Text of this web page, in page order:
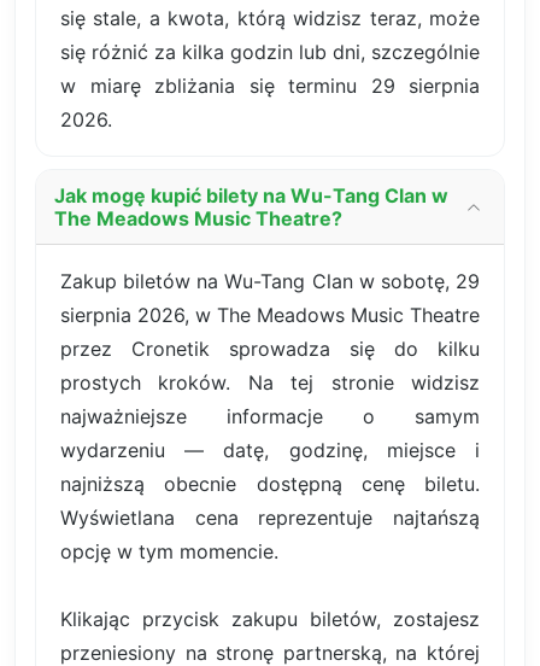
się stale, a kwota, którą widzisz teraz, może
się różnić za kilka godzin lub dni, szczególnie
w miarę zbliżania się terminu 29 sierpnia
2026.
Jak mogę kupić bilety na Wu-Tang Clan w
The Meadows Music Theatre?
Zakup biletów na Wu-Tang Clan w sobotę, 29
sierpnia 2026, w The Meadows Music Theatre
przez Cronetik sprowadza się do kilku
prostych kroków. Na tej stronie widzisz
najważniejsze informacje o samym
wydarzeniu — datę, godzinę, miejsce i
najniższą obecnie dostępną cenę biletu.
Wyświetlana cena reprezentuje najtańszą
opcję w tym momencie.
Klikając przycisk zakupu biletów, zostajesz
przeniesiony na stronę partnerską, na której